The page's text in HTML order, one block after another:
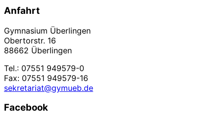
Anfahrt
Gymnasium Überlingen
Obertorstr. 16
88662 Überlingen
Tel.: 07551 949579-0
Fax: 07551 949579-16
sekretariat@gymueb.de
Facebook